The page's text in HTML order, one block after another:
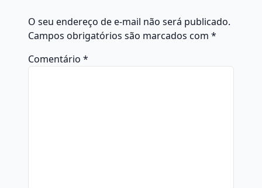
O seu endereço de e-mail não será publicado.
Campos obrigatórios são marcados com *
Comentário *